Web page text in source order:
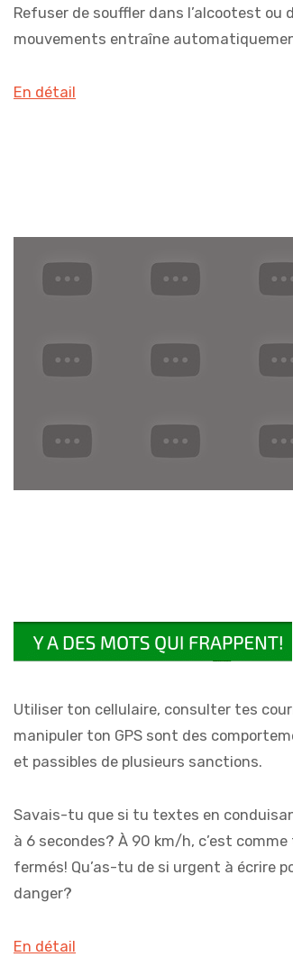
Refuser de souffler dans l’alcootest ou
mouvements entraîne
En détail
Utiliser ton cellulaire, consulter tes
manipuler ton GPS sont des
et passibles de plusieurs sanctions.
Savais-tu que si tu textes en
à 6 secondes? À 90 km/h, c’est
fermés! Qu’as-tu de si urgent à écrire
danger?
En détail